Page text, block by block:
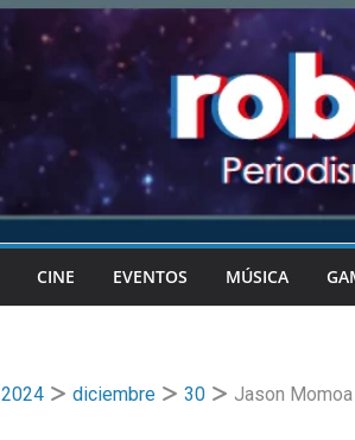
CINE EVENTOS MÚSICA
2024 diciembre 30 Jason Momoa